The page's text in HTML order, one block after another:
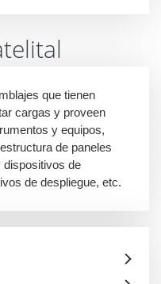
que tienen
cargas y proveen
y equipos,
de paneles
dispositivos de
de despliegue, etc.